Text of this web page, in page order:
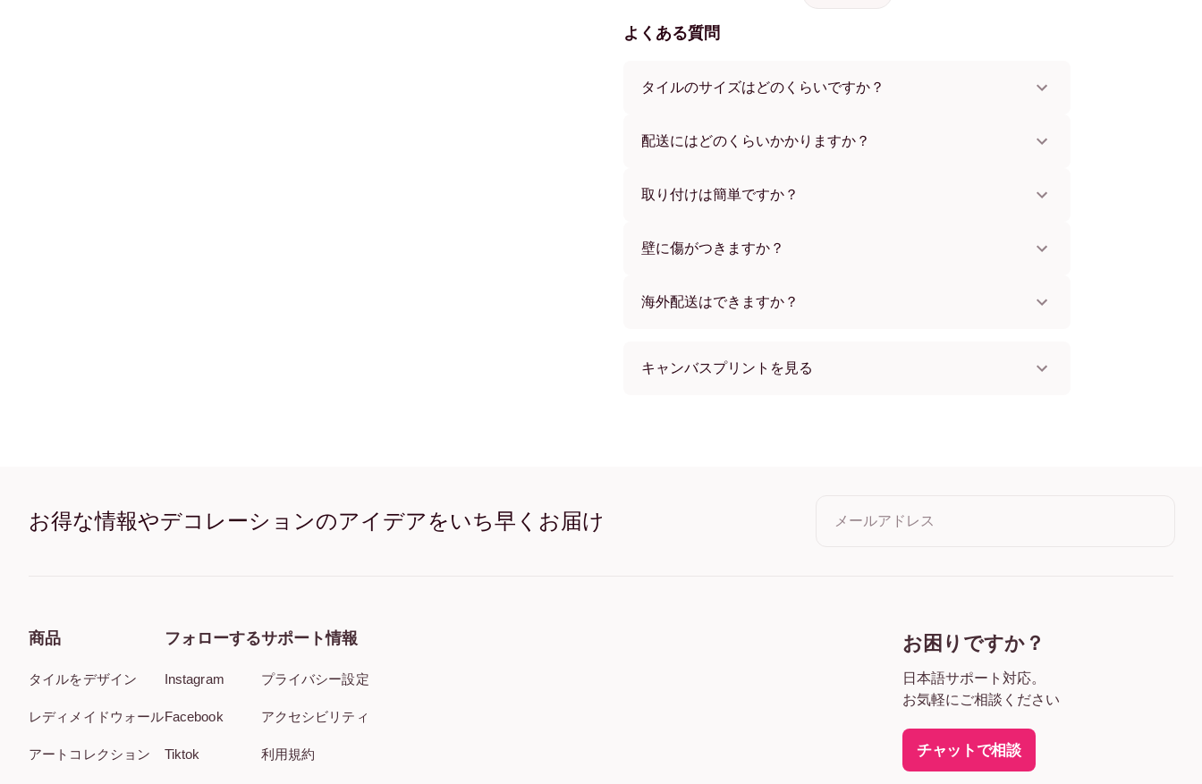
よくある質問
タイルのサイズはどのくらいですか？
ズもございます。さまざまな素材とフレームカラーからお選びいただけま
配送にはどのくらいかかりますか？
す。ご注文後、追跡番号をお知らせします。
取り付けは簡単ですか？
め、賃貸のお部屋でも安心してお使いいただけます。
壁に傷がつきますか？
海外配送はできますか？
キャンバスプリントを見る
お得な情報やデコレーションのアイデアをいち早くお届け メールアドレス
商品
タイルをデザイン
レディメイドウォール
アートコレクション
フォローする
Instagram
Facebook
Tiktok
サポート情報
プライバシー設定
アクセシビリティ
利用規約
お困りですか？
日本語サポート対応。
お気軽にご相談ください
チャットで相談